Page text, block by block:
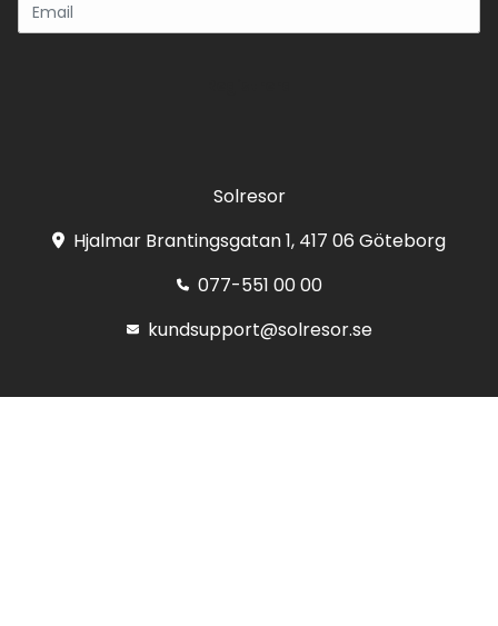
Solresor
Hjalmar Brantingsgatan 1, 417 06 Göteborg
077-551 00 00
kundsupport@solresor.se